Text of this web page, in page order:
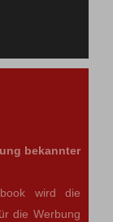
bekannter
wird die
die Werbung